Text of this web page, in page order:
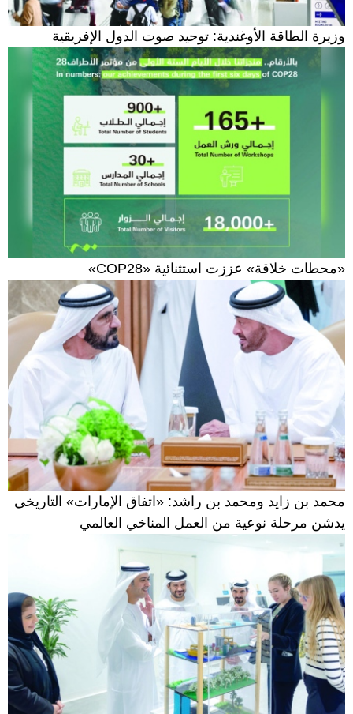
وزيرة الطاقة الأوغندية: توحيد صوت الدول الإفريقية
«محطات خلاقة» عززت استثنائية «COP28»
محمد بن زايد ومحمد بن راشد: «اتفاق الإمارات» التاريخي
يدشن مرحلة نوعية من العمل المناخي العالمي